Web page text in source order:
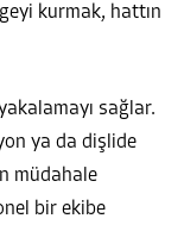
kurmak, hattın
sağlar.
ya da dişlide
müdahale
bir ekibe